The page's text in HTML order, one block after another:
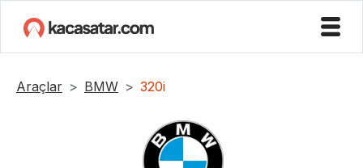
Araçlar BMW 320i